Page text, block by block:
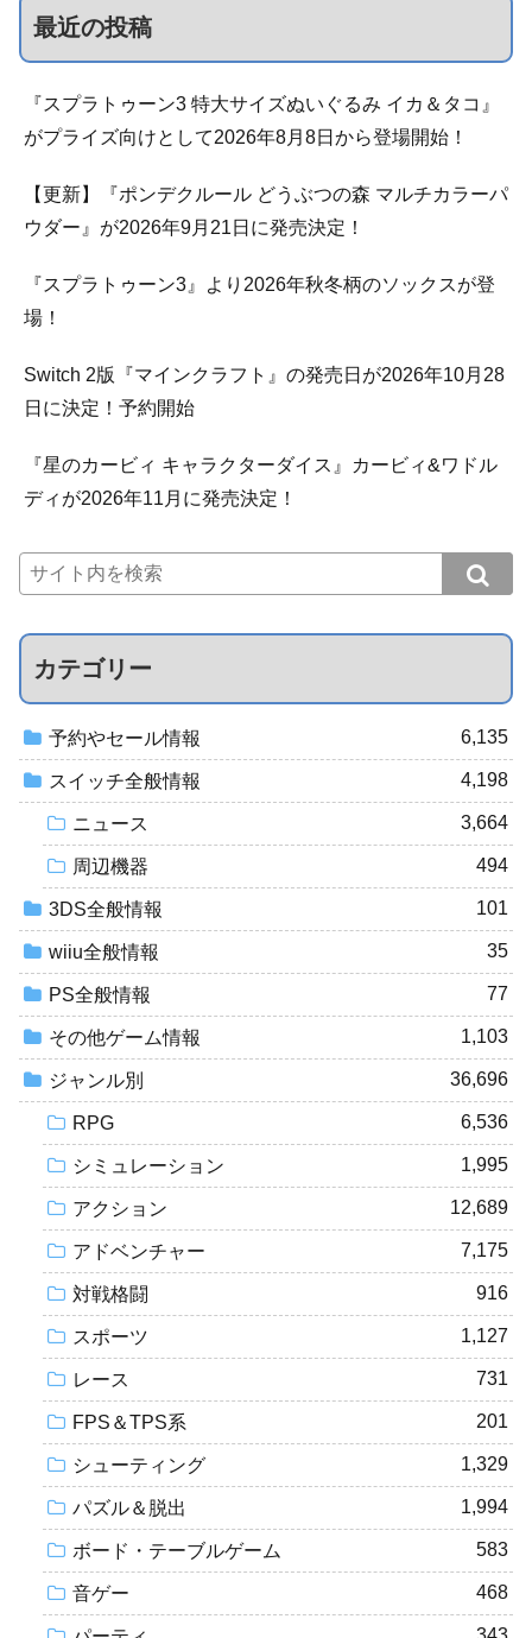
最近の投稿
『スプラトゥーン3 特大サイズぬいぐるみ イカ＆タコ』
がプライズ向けとして2026年8月8日から登場開始！
【更新】『ポンデクルール どうぶつの森 マルチカラーパ
ウダー』が2026年9月21日に発売決定！
『スプラトゥーン3』より2026年秋冬柄のソックスが登
場！
Switch 2版『マインクラフト』の発売日が2026年10月28
日に決定！予約開始
『星のカービィ キャラクターダイス』カービィ&ワドル
ディが2026年11月に発売決定！
カテゴリー
予約やセール情報 6,135
スイッチ全般情報 4,198
ニュース 3,664
周辺機器 494
3DS全般情報 101
wiiu全般情報 35
PS全般情報 77
その他ゲーム情報 1,103
ジャンル別 36,696
RPG 6,536
シミュレーション 1,995
アクション 12,689
アドベンチャー 7,175
対戦格闘 916
スポーツ 1,127
レース 731
FPS＆TPS系 201
シューティング 1,329
パズル＆脱出 1,994
ボード・テーブルゲーム 583
音ゲー 468